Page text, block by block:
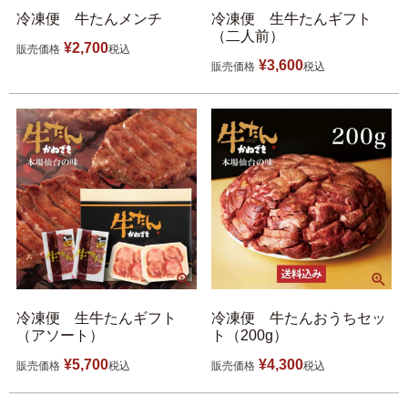
冷凍便 牛たんメンチ
販売価格 ¥2,700税込
冷凍便 生牛たんギフト
（二人前）
販売価格 ¥3,600税込
冷凍便 生牛たんギフト
（アソート）
販売価格 ¥5,700税込
冷凍便 牛たんおうちセッ
ト（200g）
販売価格 ¥4,300税込